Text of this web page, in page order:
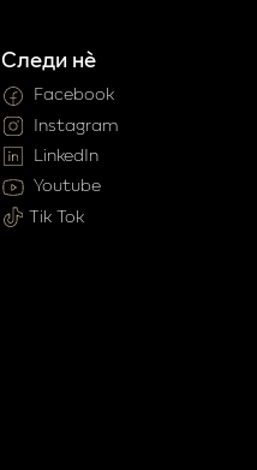
Следи нè
Facebook
Instagram
LinkedIn
Youtube
Tik Tok